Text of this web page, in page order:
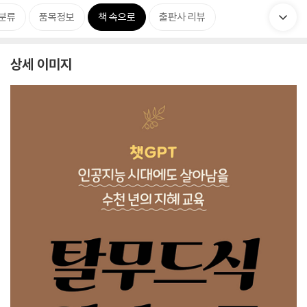
류 품목정보 책 속으로 출판사 리뷰
상세 이미지